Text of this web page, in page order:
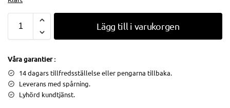
Lägg till i varukorgen
Våra garantier :
14 dagars tillfredsställelse eller pengarna tillbaka.
Leverans med spårning.
Lyhörd kundtjänst.